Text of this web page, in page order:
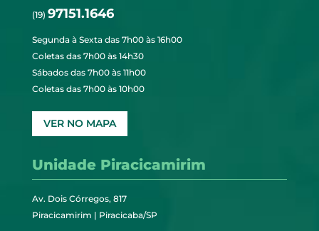
(19) 97151.1646
Segunda à Sexta das 7h00 às 16h00
Coletas das 7h00 às 14h30
Sábados das 7h00 às 11h00
Coletas das 7h00 às 10h00
VER NO MAPA
Unidade Piracicamirim
Av. Dois Córregos, 817
Piracicamirim | Piracicaba/SP